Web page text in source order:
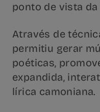
ponto de vista
Através de
permitiu gerar
poéticas,
expandida,
lírica camoniana.